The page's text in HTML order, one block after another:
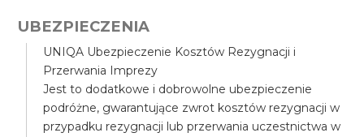
UBEZPIECZENIA
UNIQA Ubezpieczenie Kosztów Rezygnacji i
Przerwania Imprezy
Jest to dodatkowe i dobrowolne ubezpieczenie
podróżne, gwarantujące zwrot kosztów rezygnacji w
przypadku rezygnacji lub przerwania uczestnictwa w